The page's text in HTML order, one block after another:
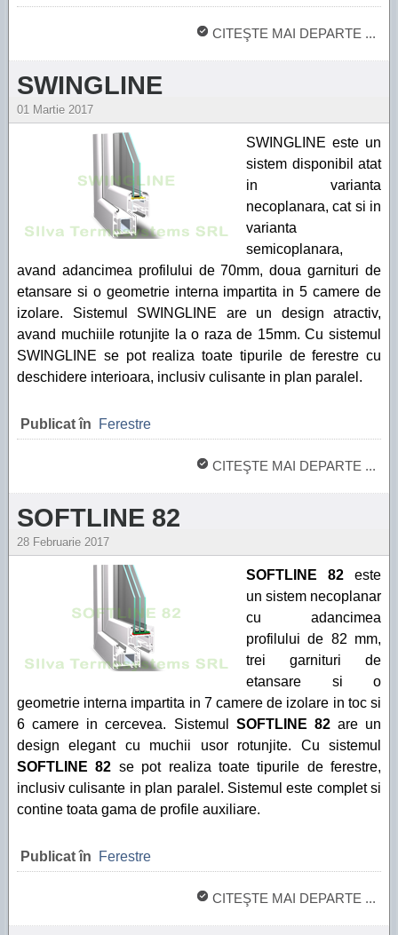
CITEŞTE MAI DEPARTE ...
SWINGLINE
01 Martie 2017
SWINGLINE este un
sistem disponibil atat
in varianta
necoplanara, cat si in
varianta
semicoplanara,
avand adancimea profilului de 70mm, doua garnituri de
etansare si o geometrie interna impartita in 5 camere de
izolare. Sistemul SWINGLINE are un design atractiv,
avand muchiile rotunjite la o raza de 15mm. Cu sistemul
SWINGLINE se pot realiza toate tipurile de ferestre cu
deschidere interioara, inclusiv culisante in plan paralel.
Publicat în Ferestre
CITEŞTE MAI DEPARTE ...
SOFTLINE 82
28 Februarie 2017
SOFTLINE 82 este
un sistem necoplanar
cu adancimea
profilului de 82 mm,
trei garnituri de
etansare si o
geometrie interna impartita in 7 camere de izolare in toc si
6 camere in cercevea. Sistemul SOFTLINE 82 are un
design elegant cu muchii usor rotunjite. Cu sistemul
SOFTLINE 82 se pot realiza toate tipurile de ferestre,
inclusiv culisante in plan paralel. Sistemul este complet si
contine toata gama de profile auxiliare.
Publicat în Ferestre
CITEŞTE MAI DEPARTE ...